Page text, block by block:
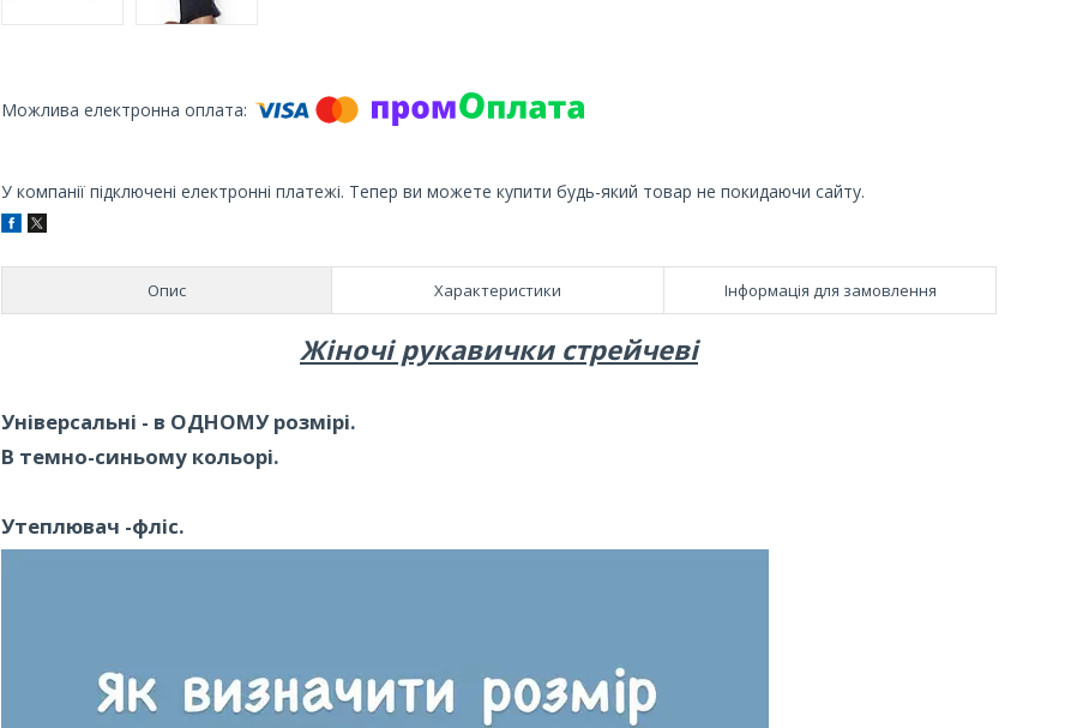
У компанії підключені електронні платежі. Тепер ви можете купити будь-який товар не покидаючи сайту.
Опис Характеристики Інформація для замовлення
Жіночі рукавички стрейчеві
Універсальні - в ОДНОМУ розмірі.
В темно-синьому кольорі.
Утеплювач -фліс.